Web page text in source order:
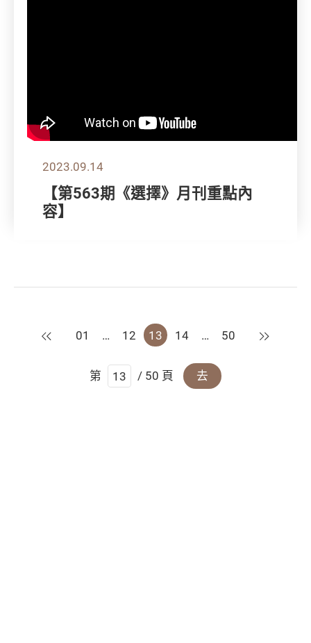
2023.09.14
【第563期《選擇》月刊重點內
容】
上一頁
01 … 12 13 14 … 50 下一頁
第 / 50 頁 去